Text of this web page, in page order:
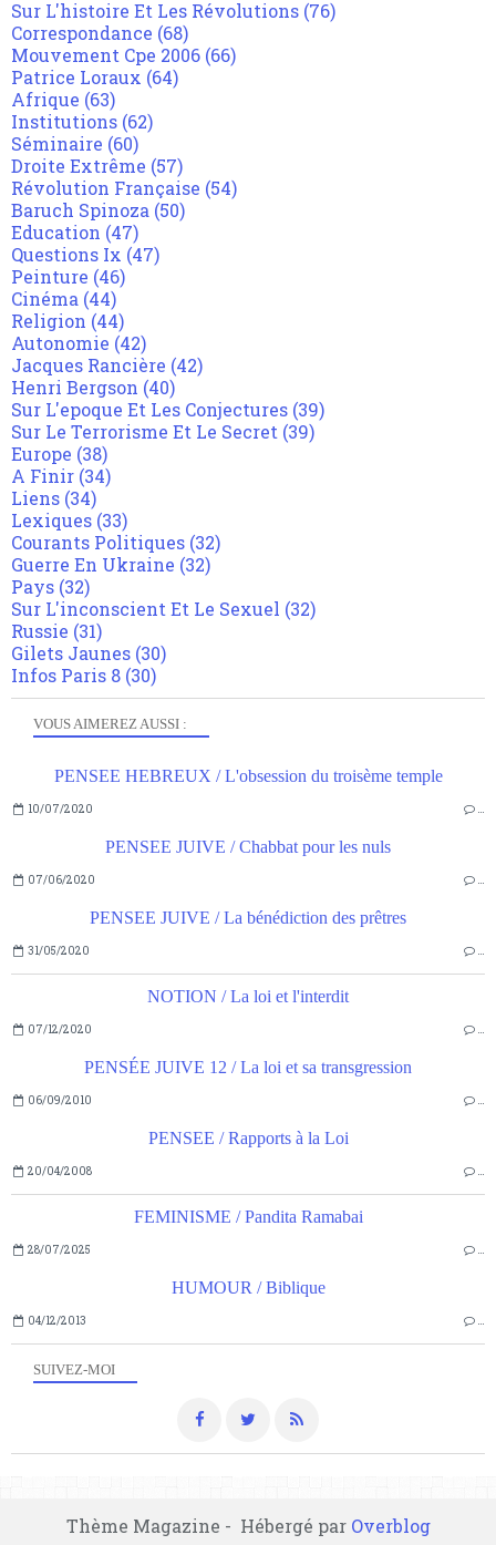
SUIVEZ-MOI
VOUS AIMEREZ AUSSI :
PENSEE HEBREUX / L'obsession du troisème temple
10/07/2020 …
PENSEE JUIVE / Chabbat pour les nuls
07/06/2020 …
PENSEE JUIVE / La bénédiction des prêtres
31/05/2020 …
NOTION / La loi et l'interdit
07/12/2020 …
PENSÉE JUIVE 12 / La loi et sa transgression
06/09/2010 …
PENSEE / Rapports à la Loi
20/04/2008 …
FEMINISME / Pandita Ramabai
28/07/2025 …
HUMOUR / Biblique
04/12/2013 …
Sur L'histoire Et Les Révolutions (76)
Correspondance (68)
Mouvement Cpe 2006 (66)
Patrice Loraux (64)
Afrique (63)
Institutions (62)
Séminaire (60)
Droite Extrême (57)
Révolution Française (54)
Baruch Spinoza (50)
Education (47)
Questions Ix (47)
Peinture (46)
Cinéma (44)
Religion (44)
Autonomie (42)
Jacques Rancière (42)
Henri Bergson (40)
Sur L'epoque Et Les Conjectures (39)
Sur Le Terrorisme Et Le Secret (39)
Europe (38)
A Finir (34)
Liens (34)
Lexiques (33)
Courants Politiques (32)
Guerre En Ukraine (32)
Pays (32)
Sur L'inconscient Et Le Sexuel (32)
Russie (31)
Gilets Jaunes (30)
Infos Paris 8 (30)
Thème Magazine - Hébergé par Overblog